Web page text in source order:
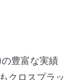
豊富な実績
クロスプラッ